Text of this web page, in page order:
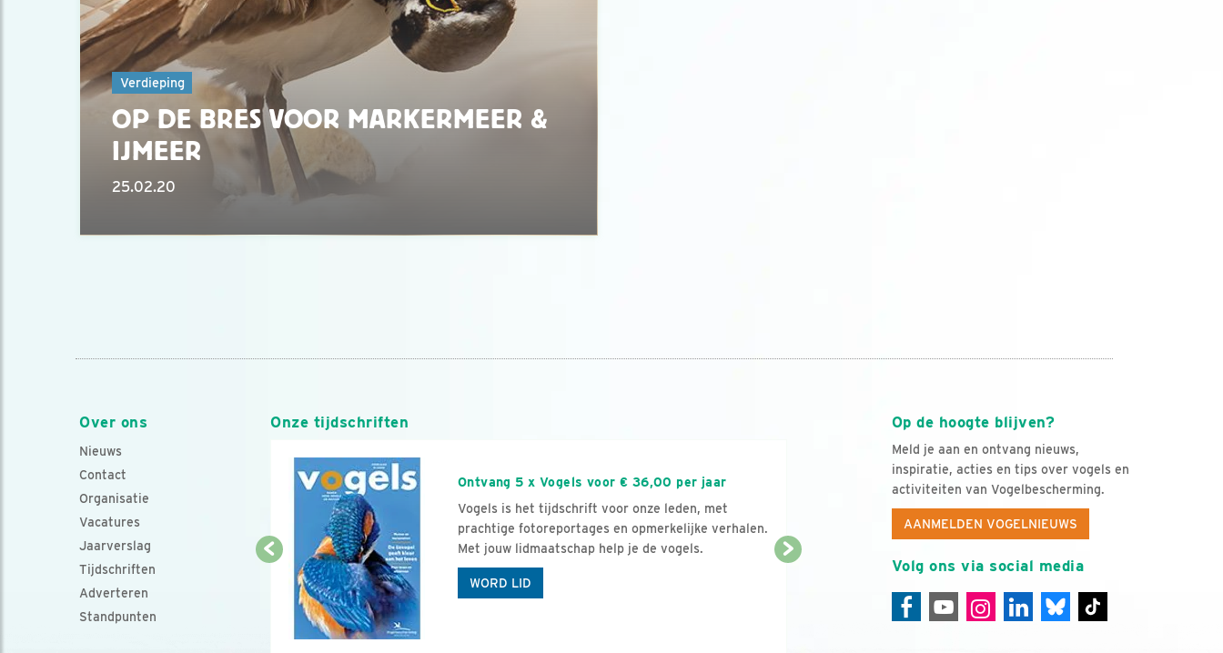
Verdieping
OP DE BRES VOOR MARKERMEER &
IJMEER
25.02.20
Over ons
Nieuws
Contact
Organisatie
Vacatures
Jaarverslag
Tijdschriften
Adverteren
Standpunten
Op de hoogte blijven?
Meld je aan en ontvang nieuws,
inspiratie, acties en tips over vogels en
activiteiten van Vogelbescherming.
AANMELDEN VOGELNIEUWS
Volg ons via social media
Onze tijdschriften
Ontvang 5 x Vogels voor € 36,00 per jaar
Vogels is het tijdschrift voor onze leden, met
prachtige fotoreportages en opmerkelijke verhalen.
Met jouw lidmaatschap help je de vogels.
WORD LID